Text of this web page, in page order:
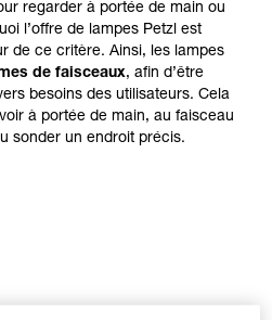
regarder à portée de main ou
l’offre de lampes Petzl est
de ce critère. Ainsi, les lampes
de faisceaux, afin d’être
besoins des utilisateurs. Cela
à portée de main, au faisceau
sonder un endroit précis.